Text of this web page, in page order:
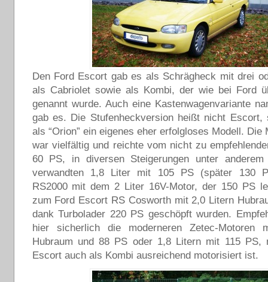
Den Ford Escort gab es als Schrägheck mit drei
als Cabriolet sowie als Kombi, der wie bei Ford
genannt wurde. Auch eine Kastenwagenvariante
gab es. Die Stufenheckversion heißt nicht Escort,
als “Orion” ein eigenes eher erfolgloses Modell. Die
war vielfältig und reichte vom nicht zu
60 PS, in diversen Steigerungen unter
verwandten 1,8 Liter mit 105 PS (später 130
RS2000 mit dem 2 Liter 16V-Motor, der 150 PS
zum Ford Escort RS Cosworth mit 2,0 Litern
dank Turbolader 220 PS geschöpft wurden.
hier sicherlich die moderneren Zetec-Motoren
Hubraum und 88 PS oder 1,8 Litern mit 115 PS,
Escort auch als Kombi ausreichend motorisiert ist.